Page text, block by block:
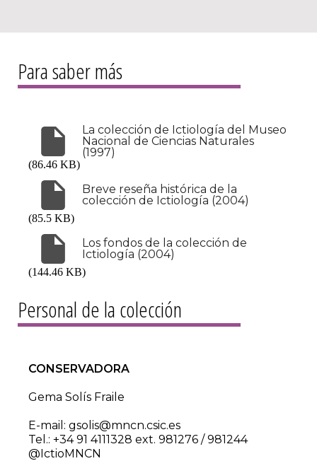
Para saber más
La colección de Ictiología del Museo
Nacional de Ciencias Naturales
(1997)
(86.46 KB)
Breve reseña histórica de la
colección de Ictiología (2004)
(85.5 KB)
Los fondos de la colección de
Ictiología (2004)
(144.46 KB)
Personal de la colección
CONSERVADORA
Gema Solís Fraile
E-mail: gsolis@mncn.csic.es
Tel.: +34 91 4111328 ext. 981276 / 981244
@IctioMNCN